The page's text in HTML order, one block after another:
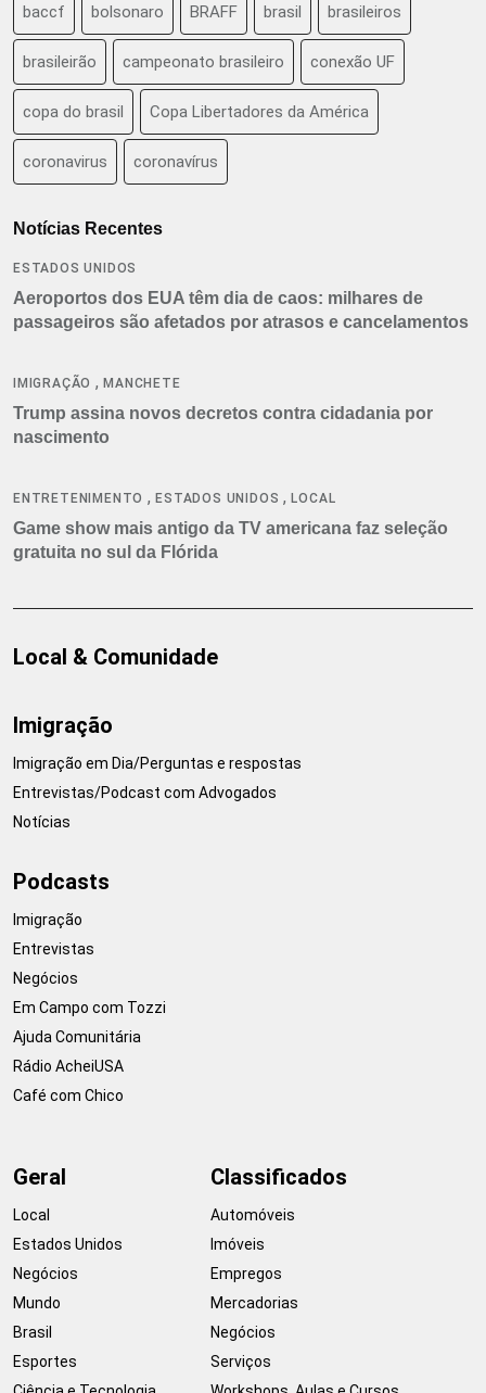
baccf bolsonaro BRAFF brasil brasileiros
brasileirão campeonato brasileiro conexão UF
copa do brasil Copa Libertadores da América
coronavirus coronavírus
Notícias Recentes
ESTADOS UNIDOS
Aeroportos dos EUA têm dia de caos: milhares de
passageiros são afetados por atrasos e cancelamentos
IMIGRAÇÃO ,MANCHETE
Trump assina novos decretos contra cidadania por
nascimento
ENTRETENIMENTO ,ESTADOS UNIDOS ,LOCAL
Game show mais antigo da TV americana faz seleção
gratuita no sul da Flórida
Local & Comunidade
Imigração
Imigração em Dia/Perguntas e respostas
Entrevistas/Podcast com Advogados
Notícias
Podcasts
Imigração
Entrevistas
Negócios
Em Campo com Tozzi
Ajuda Comunitária
Rádio AcheiUSA
Café com Chico
Geral
Local
Estados Unidos
Negócios
Mundo
Brasil
Esportes
Classificados
Automóveis
Imóveis
Empregos
Mercadorias
Negócios
Serviços